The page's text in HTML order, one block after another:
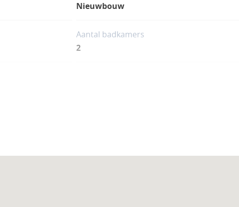
Nieuwbouw
Aantal badkamers
2